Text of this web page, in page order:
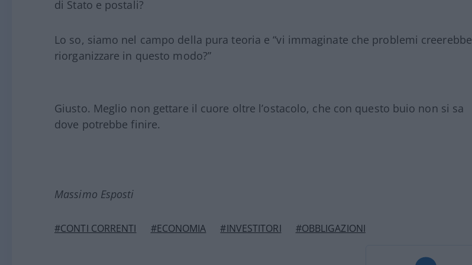
di Stato e postali?
Lo so, siamo nel campo della pura teoria e “vi immaginate che problemi creerebbe
riorganizzare in questo modo?”
Giusto. Meglio non gettare il cuore oltre l’ostacolo, che con questo buio non si sa
dove potrebbe finire.
Massimo Esposti
#CONTI CORRENTI #ECONOMIA #INVESTITORI #OBBLIGAZIONI